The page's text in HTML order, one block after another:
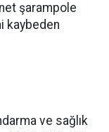
şarampole
kaybeden
ve sağlık